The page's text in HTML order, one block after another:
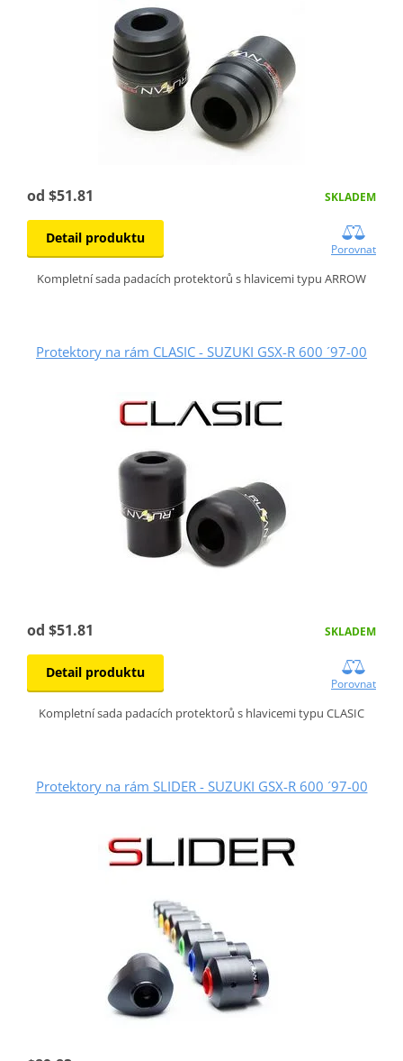
od $51.81 SKLADEM
Detail produktu
Porovnat
Kompletní sada padacích protektorů s hlavicemi typu ARROW
Protektory na rám CLASIC - SUZUKI GSX-R 600 ´97-00
od $51.81 SKLADEM
Detail produktu
Porovnat
Kompletní sada padacích protektorů s hlavicemi typu CLASIC
Protektory na rám SLIDER - SUZUKI GSX-R 600 ´97-00